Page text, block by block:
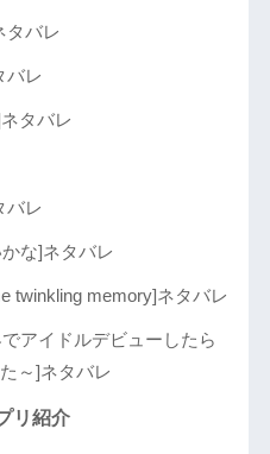
タバレ
バレ
タバレ
バレ
な]ネタバレ
twinkling memory]ネタバレ
アイドルデビューしたら
～]ネタバレ
リ紹介